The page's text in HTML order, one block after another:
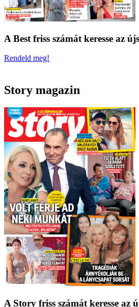
A Best friss számát keresse az
Rendeld meg!
Story magazin
A Story friss számát keresse az